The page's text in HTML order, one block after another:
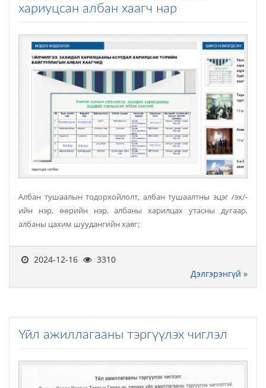
хариуцсан албан хаагч нар
Албан тушаалын тодорхойлолт, албан тушаалтны эцэг /эх/-
ийн нэр, өөрийн нэр, албаны харилцах утасны дугаар,
албаны цахим шуудангийн хаяг;
2024-12-16
3310
Дэлгэрэнгүй »
Үйл ажиллагааны тэргүүлэх чиглэл